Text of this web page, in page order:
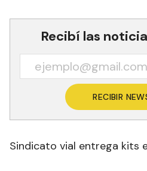
Recibí las
RECIBIR
Sindicato vial entrega kits